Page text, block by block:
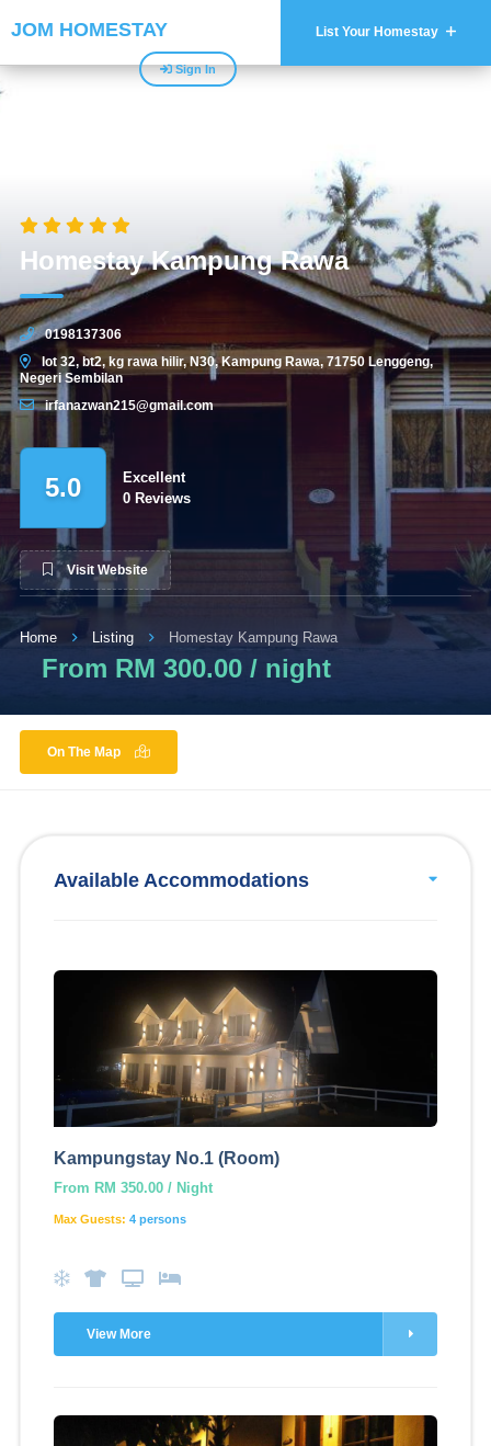
JOM HOMESTAY List Your Homestay
Sign In
Homestay Kampung Rawa
0198137306
lot 32, bt2, kg rawa hilir, N30, Kampung Rawa, 71750 Lenggeng,
Negeri Sembilan
irfanazwan215@gmail.com
Excellent
0 Reviews
5.0
Visit Website
Home Listing Homestay Kampung Rawa
From RM 300.00 / night
On The Map
Available Accommodations
Kampungstay No.1 (Room)
From RM 350.00 / Night
Max Guests: 4 persons
View More